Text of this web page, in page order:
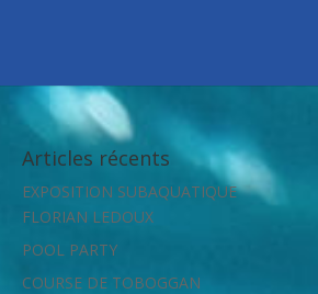
Articles récents
EXPOSITION SUBAQUATIQUE
FLORIAN LEDOUX
POOL PARTY
COURSE DE TOBOGGAN